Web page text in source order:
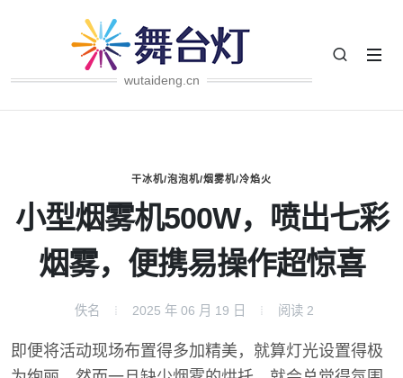
wutaideng.cn
干冰机/泡泡机/烟雾机/冷焰火
小型烟雾机500W，喷出七彩
烟雾，便携易操作超惊喜
佚名 2025 年 06 月 19 日 阅读 2
即便将活动现场布置得多加精美，就算灯光设置得极